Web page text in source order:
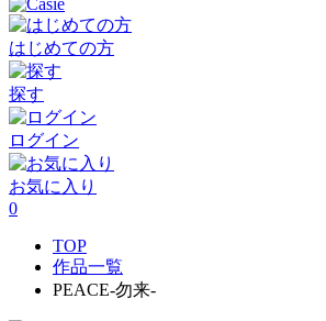
はじめての方
探す
ログイン
お気に入り
0
TOP
作品一覧
PEACE-勿来-